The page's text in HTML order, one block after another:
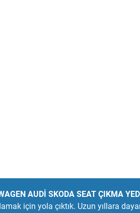
AUDİ SKODA SEAT ÇIKMA
için yola çıktık. Uzun yıllara